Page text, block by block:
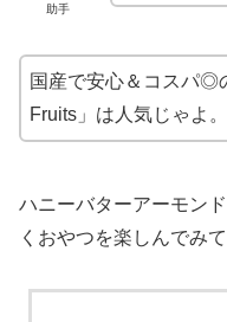
助手
国産で安心＆コスパ◎
Fruits」は人気じゃよ。
ハニーバターアーモン
くおやつを楽しんでみ